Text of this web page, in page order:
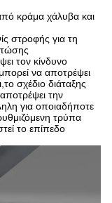
κράμα χάλυβα και
στροφής για τη
τον κίνδυνο
να αποτρέψει
σχέδιο διάταξης
την
για οποιαδήποτε
τρύπα
το επίπεδο